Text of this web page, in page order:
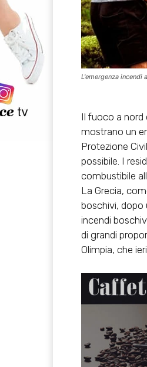
L'emergenza incendi
Il fuoco a nord
mostrano un
Protezione
possibile. I
combustibile
La Grecia,
boschivi, dopo
incendi
di grandi
Olimpia, che